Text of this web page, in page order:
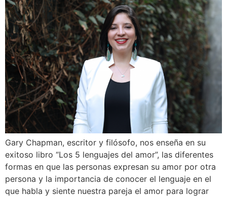
Gary Chapman, escritor y filósofo, nos enseña en su
exitoso libro “Los 5 lenguajes del amor”, las diferentes
formas en que las personas expresan su amor por otra
persona y la importancia de conocer el lenguaje en el
que habla y siente nuestra pareja el amor para lograr